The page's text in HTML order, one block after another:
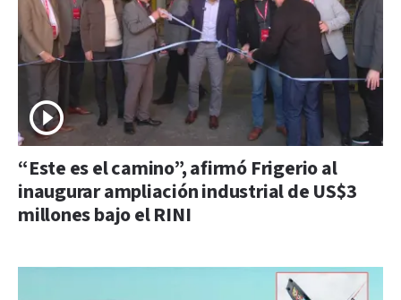
“Este es el camino”, afirmó Frigerio al
inaugurar ampliación industrial de US$3
millones bajo el RINI